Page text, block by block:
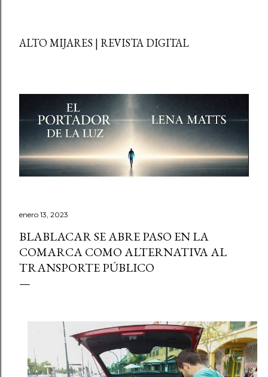
ALTO MIJARES | REVISTA DIGITAL
enero 13, 2023
BLABLACAR SE ABRE PASO EN LA
COMARCA COMO ALTERNATIVA AL
TRANSPORTE PÚBLICO